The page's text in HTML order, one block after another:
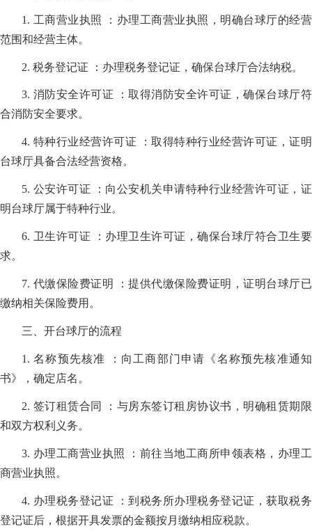
1. 工商营业执照 ：办理工商营业执照，明确台球厅的经营
范围和经营主体。
2. 税务登记证 ：办理税务登记证，确保台球厅合法纳税。
3. 消防安全许可证 ：取得消防安全许可证，确保台球厅符
合消防安全要求。
4. 特种行业经营许可证 ：取得特种行业经营许可证，证明
台球厅具备合法经营资格。
5. 公安许可证 ：向公安机关申请特种行业经营许可证，证
明台球厅属于特种行业。
6. 卫生许可证 ：办理卫生许可证，确保台球厅符合卫生要
求。
7. 代缴保险费证明 ：提供代缴保险费证明，证明台球厅已
缴纳相关保险费用。
三、开台球厅的流程
1. 名称预先核准 ：向工商部门申请《名称预先核准通知
书》，确定店名。
2. 签订租赁合同 ：与房东签订租房协议书，明确租赁期限
和双方权利义务。
3. 办理工商营业执照 ：前往当地工商所申领表格，办理工
商营业执照。
4. 办理税务登记证 ：到税务所办理税务登记证，获取税务
登记证后，根据开具发票的金额按月缴纳相应税款。